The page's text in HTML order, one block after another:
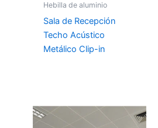
Hebilla de aluminio
Sala de Recepción
Techo Acústico
Metálico Clip-in